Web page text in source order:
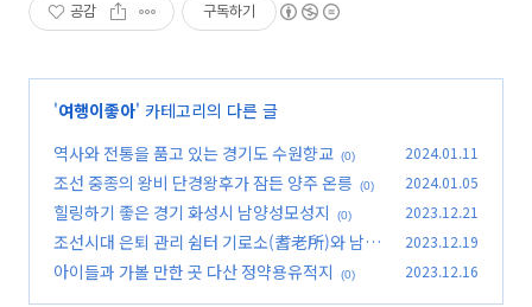
공감 구독하기
'여행이좋아' 카테고리의 다른 글
역사와 전통을 품고 있는 경기도 수원향교 (0) 2024.01.11
조선 중종의 왕비 단경왕후가 잠든 양주 온릉 (0) 2024.01.05
힐링하기 좋은 경기 화성시 남양성모성지 (0) 2023.12.21
조선시대 은퇴 관리 쉼터 기로소(耆老所)와 남양
풍화당 (0)
2023.12.19
아이들과 가볼 만한 곳 다산 정약용유적지 (0) 2023.12.16